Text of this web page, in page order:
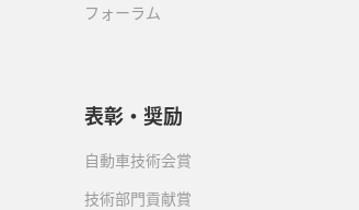
フォーラム
表彰・奨励
自動車技術会賞
技術部門貢献賞